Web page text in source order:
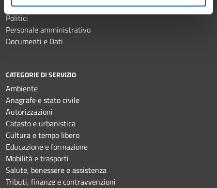
Enti e fondazioni
Politici
Personale amministrativo
Documenti e Dati
CATEGORIE DI SERVIZIO
Ambiente
Anagrafe e stato civile
Autorizzazioni
Catasto e urbanistica
Cultura e tempo libero
Educazione e formazione
Mobilità e trasporti
Salute, benessere e assistenza
Tributi, finanze e contravvenzioni